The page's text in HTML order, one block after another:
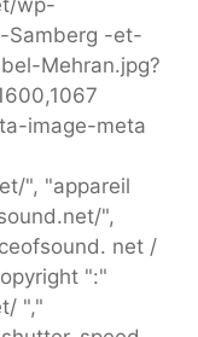
wp-
Samberg -et-
Mehran.jpg?
image-meta
", "appareil
",
net /
":"
","